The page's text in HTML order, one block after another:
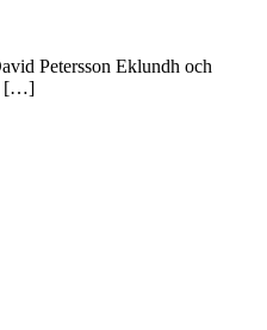
Petersson Eklundh och
[…]